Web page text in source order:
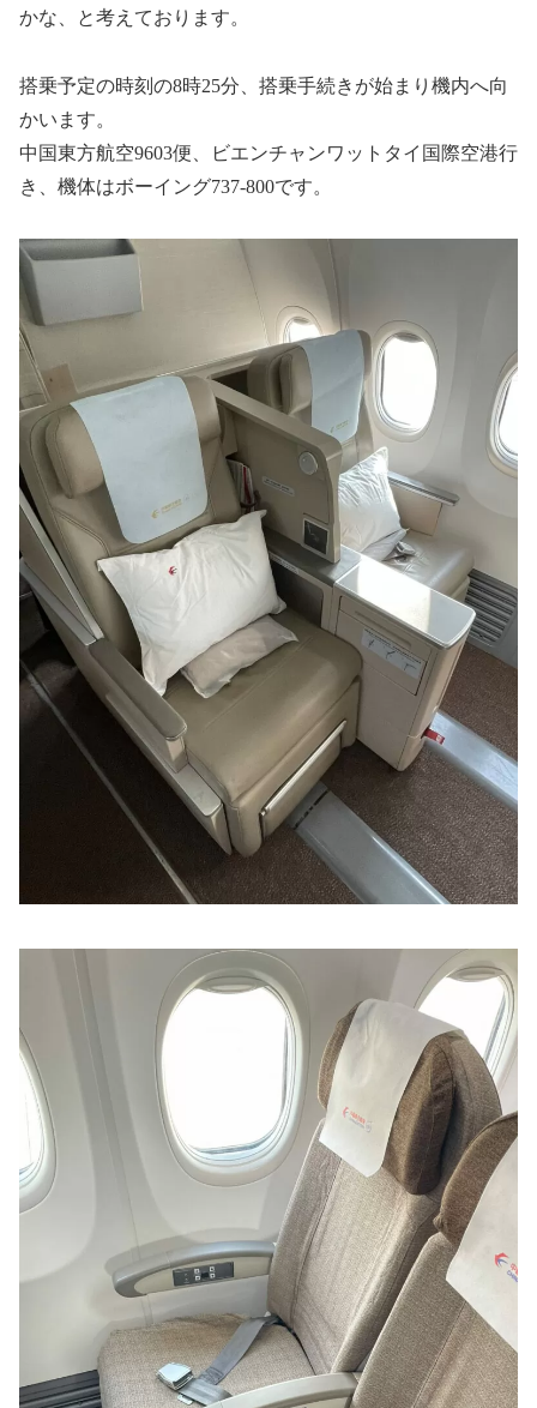
かな、と考えております。
搭乗予定の時刻の8時25分、搭乗手続きが始まり機内へ向
かいます。
中国東方航空9603便、ビエンチャンワットタイ国際空港行
き、機体はボーイング737-800です。